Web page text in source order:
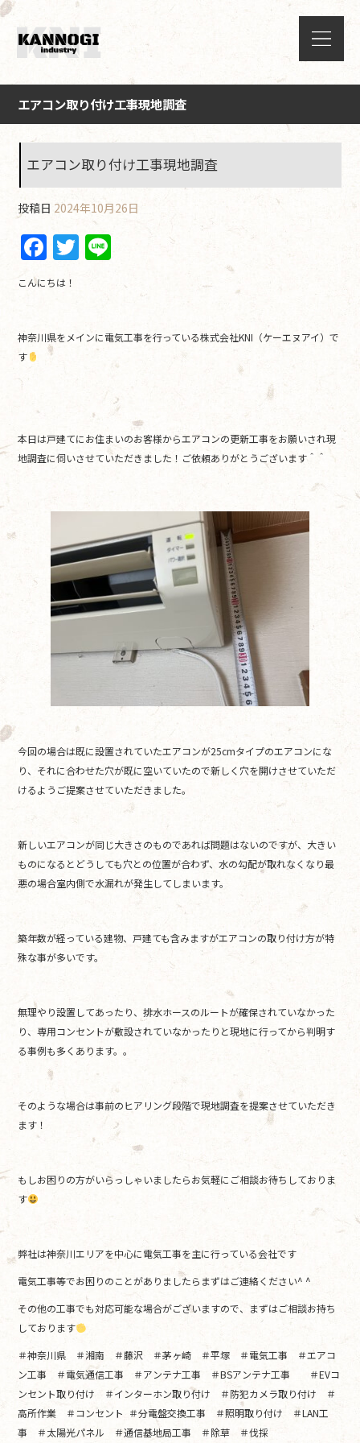
エアコン取り付け工事現地調査
エアコン取り付け工事現地調査
投稿日 2024年10月26日
F
a
c
e
b
k
T
w
er
e
こんにちは！
神奈川県をメインに電気工事を行っている株式会社KNI（ケーエヌアイ）で
す
本日は戸建てにお住まいのお客様からエアコンの更新工事をお願いされ現
地調査に伺いさせていただきました！ご依頼ありがとうございます＾＾
今回の場合は既に設置されていたエアコンが25cmタイプのエアコンにな
り、それに合わせた穴が既に空いていたので新しく穴を開けさせていただ
けるようご提案させていただきました。
新しいエアコンが同じ大きさのものであれば問題はないのですが、大きい
ものになるとどうしても穴との位置が合わず、水の勾配が取れなくなり最
悪の場合室内側で水漏れが発生してしまいます。
築年数が経っている建物、戸建ても含みますがエアコンの取り付け方が特
殊な事が多いです。
無理やり設置してあったり、排水ホースのルートが確保されていなかった
り、専用コンセントが敷設されていなかったりと現地に行ってから判明す
る事例も多くあります。。
そのような場合は事前のヒアリング段階で現地調査を提案させていただき
ます！
もしお困りの方がいらっしゃいましたらお気軽にご相談お待ちしておりま
す
弊社は神奈川エリアを中心に電気工事を主に行っている会社です
電気工事等でお困りのことがありましたらまずはご連絡ください^ ^
その他の工事でも対応可能な場合がございますので、まずはご相談お持ち
しております
＃神奈川県 ＃湘南 ＃藤沢 ＃茅ヶ崎 ＃平塚 ＃電気工事 ＃エアコ
ン工事 ＃電気通信工事 ＃アンテナ工事 ＃BSアンテナ工事 ＃EVコ
ンセント取り付け ＃インターホン取り付け ＃防犯カメラ取り付け ＃
高所作業 ＃コンセント ＃分電盤交換工事 ＃照明取り付け ＃LAN工
事 ＃太陽光パネル ＃通信基地局工事 ＃除草 ＃伐採